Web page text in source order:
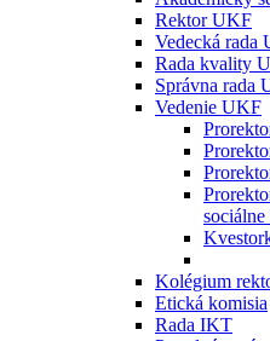
Rektor UKF
Vedecká rada
Rada kvality
Správna rada
Vedenie UKF
sociálne
Kolégium
Etická komisia
Rada IKT